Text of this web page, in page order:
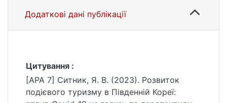
Додаткові дані публікації
Цитування :
[APA 7] Ситник, Я. В. (2023). Розвиток
подієвого туризму в Південній Кореї: